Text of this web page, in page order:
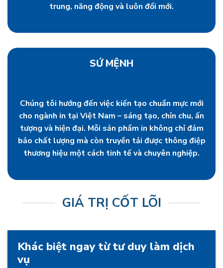
trung, năng động và luôn đổi mới.
SỨ MỆNH
Chúng tôi hướng đến việc kiến tạo chuẩn mực mới
cho ngành in tại Việt Nam – sáng tạo, chỉn chu, ấn
tượng và hiện đại. Mỗi sản phẩm in không chỉ đảm
bảo chất lượng mà còn truyền tải được thông điệp
thương hiệu một cách tinh tế và chuyên nghiệp.
GIÁ TRỊ CỐT LÕI
Khác biệt ngay từ tư duy làm dịch
vụ